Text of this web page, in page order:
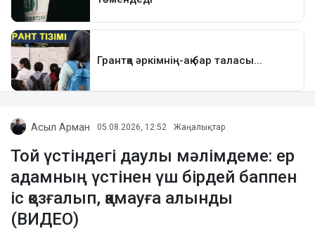
Асыл Арман 05.08.2026, 12:52 Жаңалықтар
Той үстіндегі даулы мәлімдеме: ер
адамның үстінен үш бірдей баппен
іс қозғалып, қамауға алынды
(ВИДЕО)